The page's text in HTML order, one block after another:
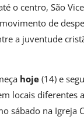
o centro, São
de
a juventude
hoje (14) e
locais diferentes
sábado na Igreja